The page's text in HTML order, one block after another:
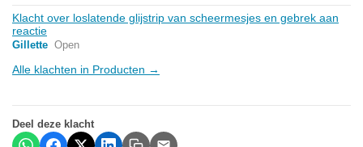
Klacht over loslatende glijstrip van scheermesjes en gebrek aan
reactie
Gillette Open
Alle klachten in Producten →
Deel deze klacht